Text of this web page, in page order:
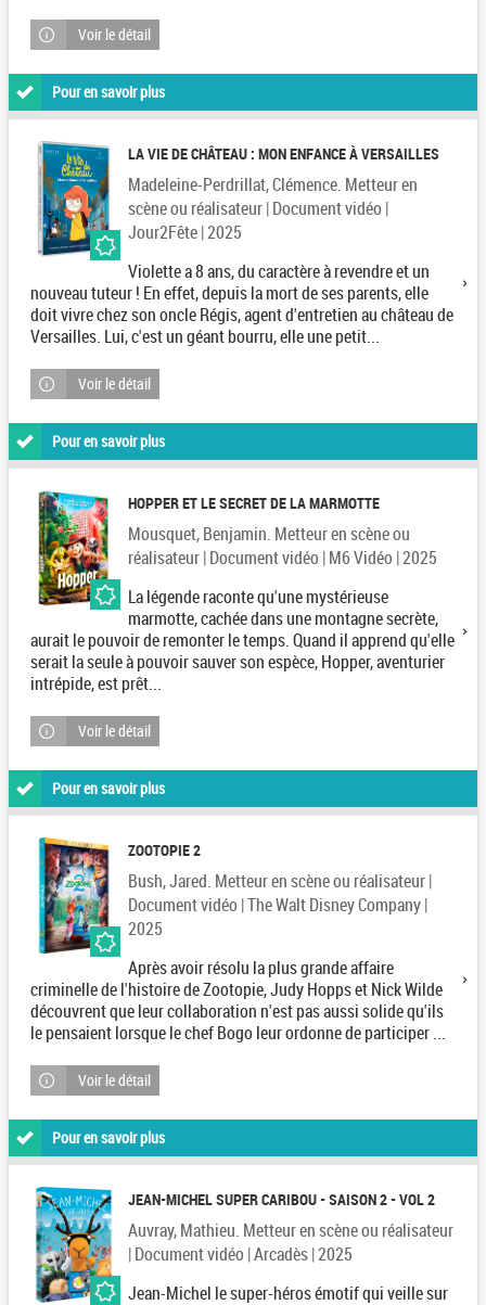
Voir le détail
Pour en savoir plus
LA VIE DE CHÂTEAU : MON ENFANCE À VERSAILLES
Madeleine-Perdrillat, Clémence. Metteur en
scène ou réalisateur | Document vidéo |
Jour2Fête | 2025
Violette a 8 ans, du caractère à revendre et un
nouveau tuteur ! En effet, depuis la mort de ses parents, elle
doit vivre chez son oncle Régis, agent d'entretien au château de
Versailles. Lui, c'est un géant bourru, elle une petit...
Voir le détail
Pour en savoir plus
HOPPER ET LE SECRET DE LA MARMOTTE
Mousquet, Benjamin. Metteur en scène ou
réalisateur | Document vidéo | M6 Vidéo | 2025
La légende raconte qu'une mystérieuse
marmotte, cachée dans une montagne secrète,
aurait le pouvoir de remonter le temps. Quand il apprend qu'elle
serait la seule à pouvoir sauver son espèce, Hopper, aventurier
intrépide, est prêt...
Voir le détail
Pour en savoir plus
ZOOTOPIE 2
Bush, Jared. Metteur en scène ou réalisateur |
Document vidéo | The Walt Disney Company |
2025
Après avoir résolu la plus grande affaire
criminelle de l'histoire de Zootopie, Judy Hopps et Nick Wilde
découvrent que leur collaboration n'est pas aussi solide qu'ils
le pensaient lorsque le chef Bogo leur ordonne de participer ...
Voir le détail
Pour en savoir plus
JEAN-MICHEL SUPER CARIBOU - SAISON 2 - VOL 2
Auvray, Mathieu. Metteur en scène ou réalisateur
| Document vidéo | Arcadès | 2025
Jean-Michel le super-héros émotif qui veille sur